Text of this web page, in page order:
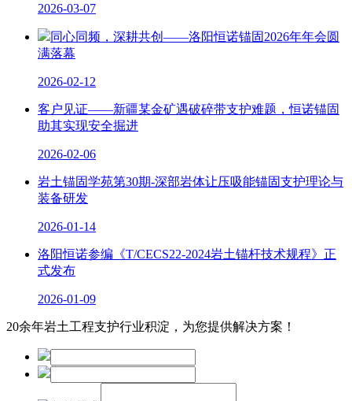
2026-03-07
同心同频，深耕共创——洛阳恒诺锚固2026年年会圆
满落幕
2026-02-12
客户见证——新疆某金矿遇破碎带支护难题，恒诺锚固
助其实现安全掘进
2026-02-06
岩土锚固学苑第30期-深部岩体让压吸能锚固支护理论与
装备研发
2026-01-14
洛阳恒诺参编《T/CECS22-2024岩土锚杆技术规程》正
式发布
2026-01-09
20余年岩土工程支护行业积淀，为您提供解决方案！